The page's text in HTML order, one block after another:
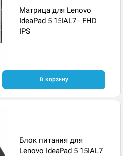
Матрица для Lenovo
IdeaPad 5 15IAL7 - FHD
IPS
В корзину
Блок питания для
Lenovo IdeaPad 5 15IAL7